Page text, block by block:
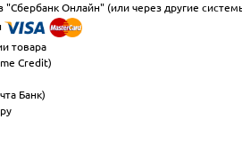
"Сбербанк Онлайн" (или через другие
товара
Credit)
Банк)